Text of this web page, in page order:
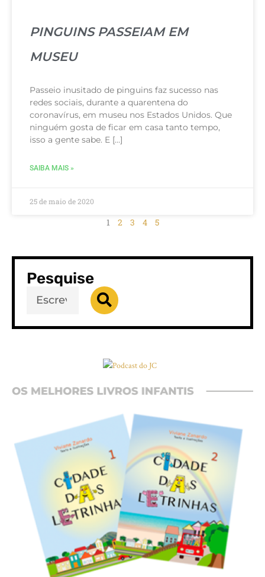
PINGUINS PASSEIAM EM
MUSEU
Passeio inusitado de pinguins faz sucesso nas
redes sociais, durante a quarentena do
coronavírus, em museu nos Estados Unidos. Que
ninguém gosta de ficar em casa tanto tempo,
isso a gente sabe. E […]
SAIBA MAIS »
25 de maio de 2020
1 2 3 4 5
Pesquise